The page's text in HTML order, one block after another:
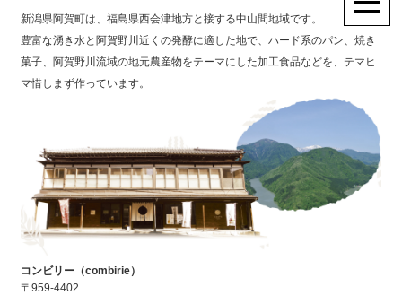
新潟県阿賀町は、福島県西会津地方と接する中山間地域です。
豊富な湧き水と阿賀野川近くの発酵に適した地で、ハード系のパン、焼き
菓子、阿賀野川流域の地元農産物をテーマにした加工食品などを、テマヒ
マ惜しまず作っています。
コンビリー（combirie）
〒959-4402